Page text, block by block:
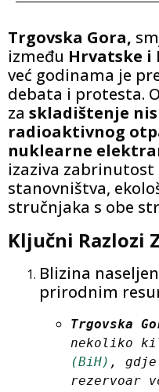
Trgovska Gora,
između Hrvatske i
već godinama je
debata i protesta.
za skladištenje
radioaktivnog
nuklearne
izaziva zabrinutost
stanovništva,
stručnjaka s obe
Ključni Razlozi
Blizina
prirodnim
Trgovska
nekoliko
(BiH) ,
rezervoar